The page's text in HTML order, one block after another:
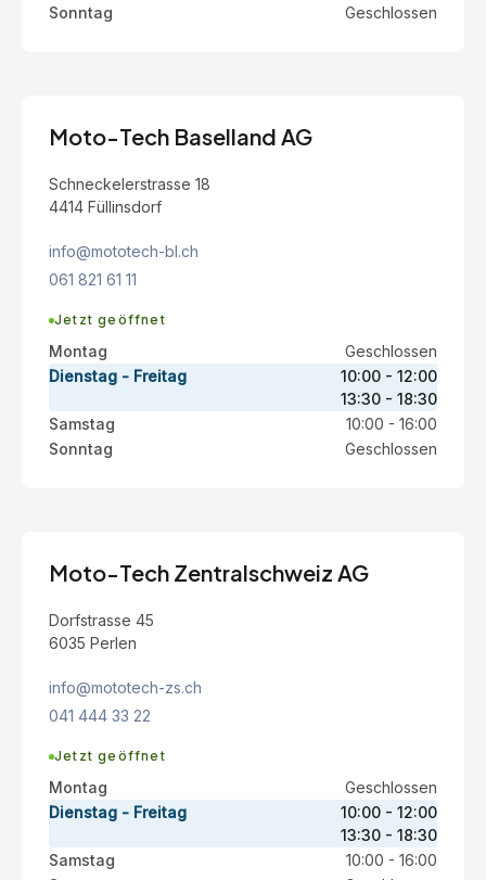
Sonntag
Geschlossen
Moto-Tech Baselland AG
Schneckelerstrasse 18
4414 Füllinsdorf
info@mototech-bl.ch
061 821 61 11
Jetzt geöffnet
Montag
Geschlossen
Dienstag - Freitag
10:00 - 12:00
13:30 - 18:30
Samstag
10:00 - 16:00
Sonntag
Geschlossen
Moto-Tech Zentralschweiz AG
Dorfstrasse 45
6035 Perlen
info@mototech-zs.ch
041 444 33 22
Jetzt geöffnet
Montag
Geschlossen
Dienstag - Freitag
10:00 - 12:00
13:30 - 18:30
Samstag
10:00 - 16:00